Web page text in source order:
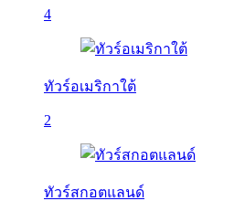
4
ทัวร์อเมริกาใต้
2
ทัวร์สกอตแลนด์